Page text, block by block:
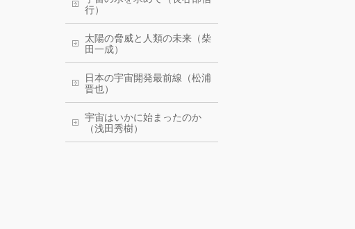
行）
太陽の脅威と人類の未来（柴
田一成）
日本の宇宙開発最前線（松浦
晋也）
宇宙はいかに始まったのか
（浅田秀樹）